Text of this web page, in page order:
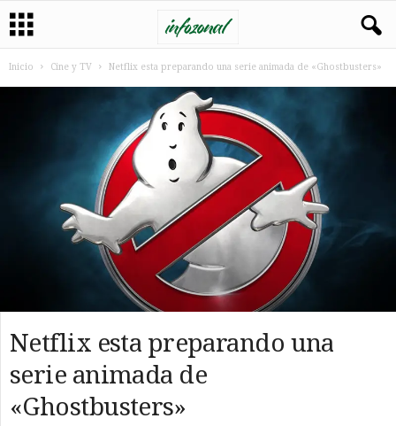
Inicio Cine y TV Netflix esta preparando una serie animada de «Ghostbusters»
Netflix esta preparando una
serie animada de
«Ghostbusters»